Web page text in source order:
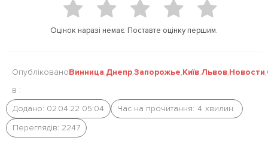
o
k
Оцінок наразі немає. Поставте оцінку першим.
Опубліковано
в :
Винница,Днепр,Запорожье,Київ,Львов,Новости,
Додано: 02.04.22 05:04 Час на прочитання: 4 хвилин
Переглядів: 2247